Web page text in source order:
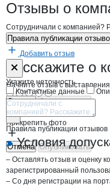
Новости o
Отзывы о
Сотрудничали с компанией?
Правила публикации
Добавить отзыв
Расскажите о
Начните отзыв с
Прикрепить фото
Отмена Опубликовать
Форма
Укажите неточность
Контактные данные
Отмена Опубликовать
Правила публикации отзывов
Условия
– Оставлять отзыв и оценку
зарегистрированный
– Со дня регистрации на